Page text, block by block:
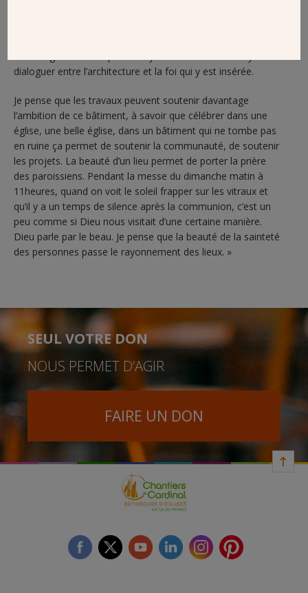
dialoguer entre l’architecture et la foi qui y est insérée.
Je pense que les travaux peuvent soutenir davantage
l’ambition de ce bâtiment, à savoir que célébrer dans une
église, une belle église, dans un bâtiment qui ne tombe pas
en ruine ça permet de soutenir la communauté, de soutenir
les projets. La beauté d’un lieu permet de porter la prière
des paroissiens. Pendant la messe du dimanche matin à
11heures, quand on voit le soleil frapper sur les vitraux et
qu’il y a un temps de silence après la communion, c’est un
peu comme si Dieu nous visitait d’une certaine manière.
Dieu parle par le beau. Je pense que la beauté de la sainteté
des personnes passe le rayonnement des lieux. »
SEUL VOTRE DON
NOUS PERMET D’AGIR
FAIRE UN DON
facebooktwitter youtube linkedin instagram